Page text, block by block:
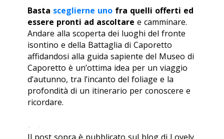
Basta sceglierne uno fra quelli offerti ed
essere pronti ad ascoltare e camminare.
Andare alla scoperta dei luoghi del fronte
isontino e della Battaglia di Caporetto
affidandosi alla guida sapiente del Museo di
Caporetto è un’ottima idea per un viaggio
d’autunno, tra l’incanto del foliage e la
profondità di un itinerario per conoscere e
ricordare.